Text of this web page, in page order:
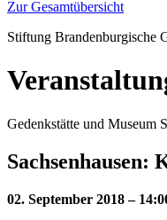
Zur Gesamtübersicht
Stiftung Brandenburgische
Gedenkstätte und Museum
02. September 2018 –